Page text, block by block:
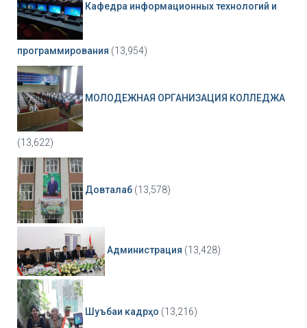
Кафедра информационных технологий и
программирования (13,954)
МОЛОДЕЖНАЯ ОРГАНИЗАЦИЯ КОЛЛЕДЖА
(13,622)
Довталаб (13,578)
Администрация (13,428)
Шуъбаи кадрҳо (13,216)